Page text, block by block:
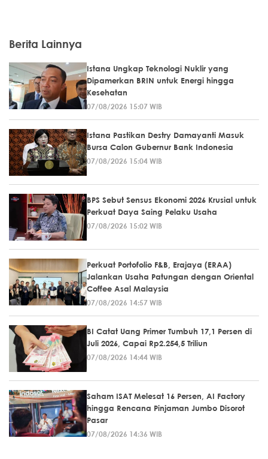
Berita Lainnya
Istana Ungkap Teknologi Nuklir yang
Dipamerkan BRIN untuk Energi hingga
Kesehatan
07/08/2026 15:07 WIB
Istana Pastikan Destry Damayanti Masuk
Bursa Calon Gubernur Bank Indonesia
07/08/2026 15:04 WIB
BPS Sebut Sensus Ekonomi 2026 Krusial untuk
Perkuat Daya Saing Pelaku Usaha
07/08/2026 15:02 WIB
Perkuat Portofolio F&B, Erajaya (ERAA)
Jalankan Usaha Patungan dengan Oriental
Coffee Asal Malaysia
07/08/2026 14:57 WIB
BI Catat Uang Primer Tumbuh 17,1 Persen di
Juli 2026, Capai Rp2.254,5 Triliun
07/08/2026 14:44 WIB
Saham ISAT Melesat 16 Persen, AI Factory
hingga Rencana Pinjaman Jumbo Disorot
Pasar
07/08/2026 14:36 WIB